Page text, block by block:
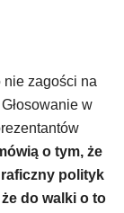
nie zagości na
w
o tym, że
polityk
do walki o to